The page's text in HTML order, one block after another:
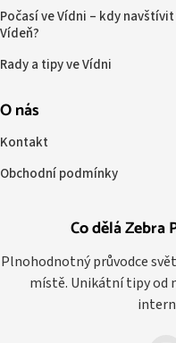
Co dělá Zebra
Plnohodnotný průvodce
místě. Unikátní tipy od
Počasí ve Vídni – kdy navštívit
Vídeň?
Rady a tipy ve Vídni
O nás
Kontakt
Obchodní podmínky